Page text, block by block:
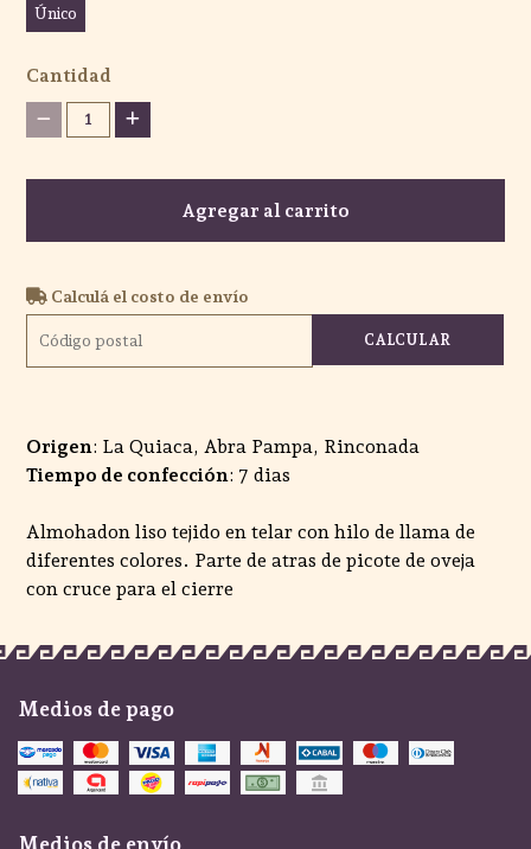
Único
Cantidad
1
Agregar al carrito
Calculá el costo de envío
CALCULAR
Origen: La Quiaca, Abra Pampa, Rinconada
Tiempo de confección: 7 dias
Almohadon liso tejido en telar con hilo de llama de
diferentes colores. Parte de atras de picote de oveja
con cruce para el cierre
Medios de pago